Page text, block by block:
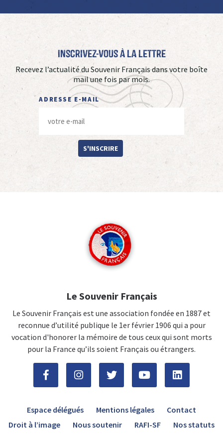
Inscrivez-vous à La Lettre
Recevez l’actualité du Souvenir Français dans votre boîte
mail une fois par mois.
ADRESSE E-MAIL
S'INSCRIRE
Le Souvenir Français
Le Souvenir Français est une association fondée en 1887 et
reconnue d’utilité publique le 1er février 1906 qui a pour
vocation d'honorer la mémoire de tous ceux qui sont morts
pour la France qu’ils soient Français ou étrangers.
Espace délégués Mentions légales
Contact
Droit à l’image
Nous soutenir RAFI-SF Nos statuts